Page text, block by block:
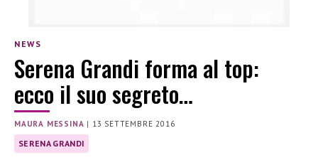
NEWS
Serena Grandi forma al top:
ecco il suo segreto…
MAURA MESSINA | 13 SETTEMBRE 2016
SERENA GRANDI